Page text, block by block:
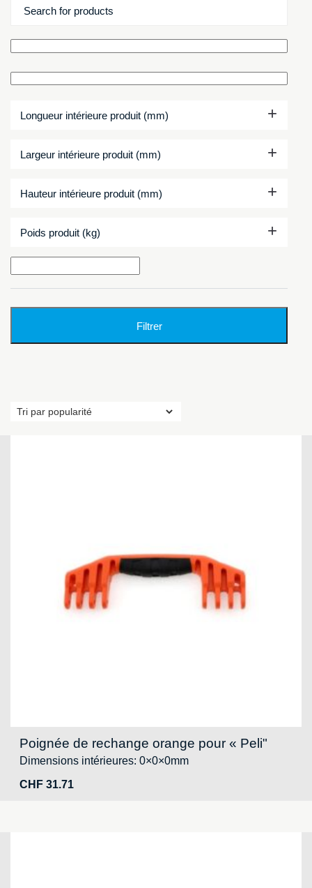
Longueur intérieure produit (mm) +
Largeur intérieure produit (mm) +
Hauteur intérieure produit (mm) +
Poids produit (kg) +
Filtrer
Poignée de rechange orange pour « Peli"
Dimensions intérieures: 0×0×0mm
CHF 31.71